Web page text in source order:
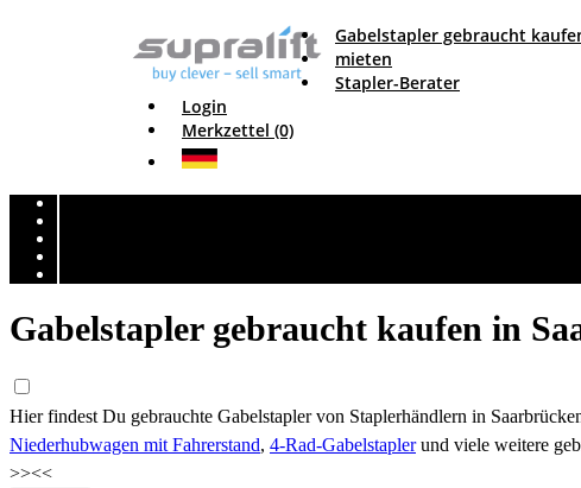
Gabelstapler gebraucht
mieten
Stapler-Berater
Login
Merkzettel (0)
Gabelstapler gebraucht kaufen in
Hier findest Du gebrauchte Gabelstapler von Staplerhändlern in
Niederhubwagen mit Fahrerstand, 4-Rad-Gabelstaplerund viele weitere
>><<